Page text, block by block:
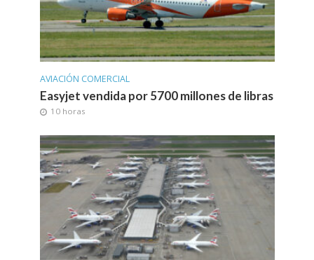
AVIACIÓN COMERCIAL
Easyjet vendida por 5700 millones de libras
10 horas